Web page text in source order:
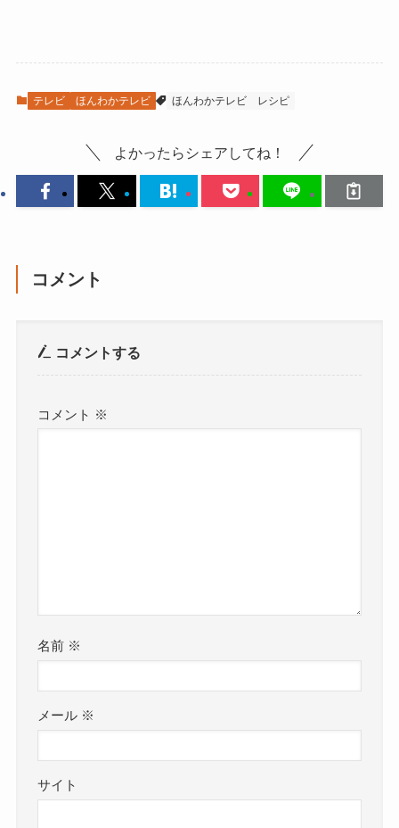
テレビ ほんわかテレビ ほんわかテレビ レシピ
よかったらシェアしてね！
コメント
コメントする
コメント ※
名前 ※
メール ※
サイト